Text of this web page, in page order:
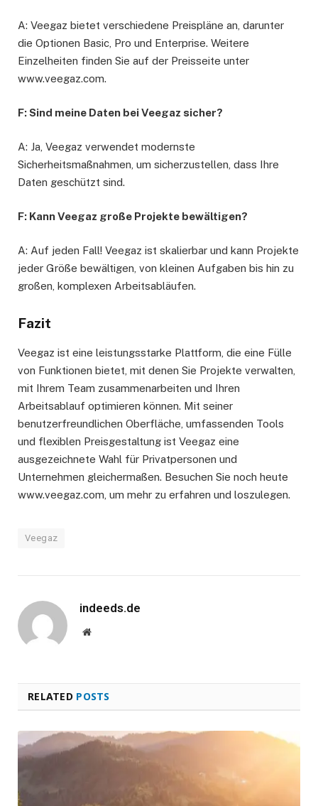
A: Veegaz bietet verschiedene Preispläne an, darunter
die Optionen Basic, Pro und Enterprise. Weitere
Einzelheiten finden Sie auf der Preisseite unter
www.veegaz.com.
F: Sind meine Daten bei Veegaz sicher?
A: Ja, Veegaz verwendet modernste
Sicherheitsmaßnahmen, um sicherzustellen, dass Ihre
Daten geschützt sind.
F: Kann Veegaz große Projekte bewältigen?
A: Auf jeden Fall! Veegaz ist skalierbar und kann Projekte
jeder Größe bewältigen, von kleinen Aufgaben bis hin zu
großen, komplexen Arbeitsabläufen.
Fazit
Veegaz ist eine leistungsstarke Plattform, die eine Fülle
von Funktionen bietet, mit denen Sie Projekte verwalten,
mit Ihrem Team zusammenarbeiten und Ihren
Arbeitsablauf optimieren können. Mit seiner
benutzerfreundlichen Oberfläche, umfassenden Tools
und flexiblen Preisgestaltung ist Veegaz eine
ausgezeichnete Wahl für Privatpersonen und
Unternehmen gleichermaßen. Besuchen Sie noch heute
www.veegaz.com, um mehr zu erfahren und loszulegen.
Veegaz
indeeds.de
Website
RELATED POSTS